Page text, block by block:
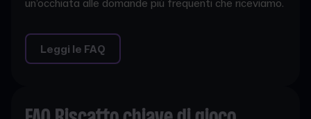
un’occhiata alle domande più frequenti che riceviamo.
Leggi le FAQ